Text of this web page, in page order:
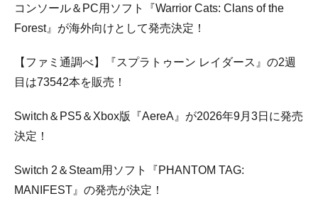
コンソール＆PC用ソフト『Warrior Cats: Clans of the
Forest』が海外向けとして発売決定！
【ファミ通調べ】『スプラトゥーン レイダース』の2週
目は73542本を販売！
Switch＆PS5＆Xbox版『AereA』が2026年9月3日に発売
決定！
Switch 2＆Steam用ソフト『PHANTOM TAG:
MANIFEST』の発売が決定！